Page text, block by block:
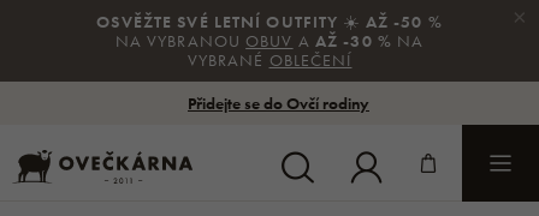
OSVĚŽTE SVÉ LETNÍ OUTFITY ☀️ AŽ -50 %
NA VYBRANOU OBUV A AŽ -30 % NA
VYBRANÉ OBLEČENÍ
×
Přidejte se do Ovčí rodiny